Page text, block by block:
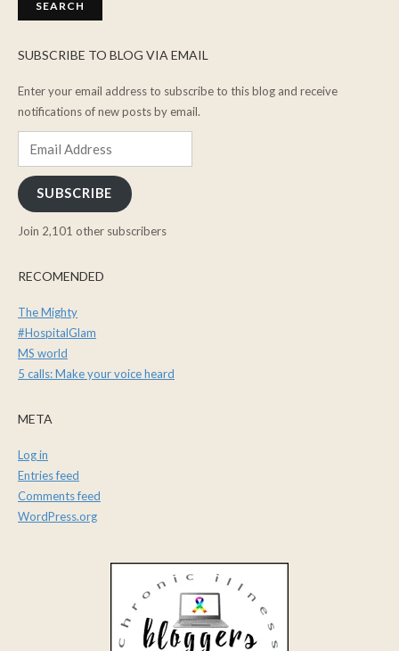
SUBSCRIBE TO BLOG VIA EMAIL
Enter your email address to subscribe to this blog and receive
notifications of new posts by email.
SUBSCRIBE
Join 2,101 other subscribers
RECOMENDED
The Mighty
#HospitalGlam
MS world
5 calls: Make your voice heard
META
Log in
Entries feed
Comments feed
WordPress.org